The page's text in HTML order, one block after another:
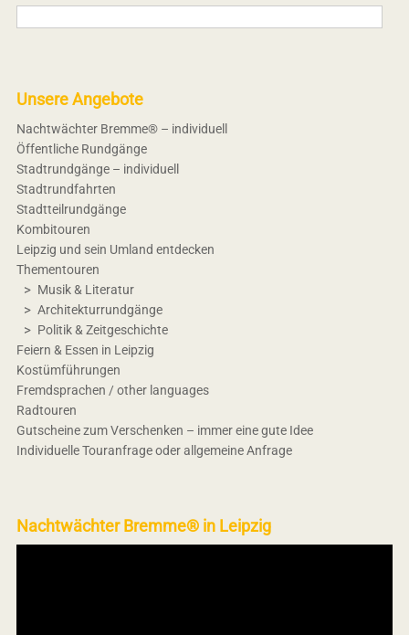
Unsere Angebote
Nachtwächter Bremme® – individuell
Öffentliche Rundgänge
Stadtrundgänge – individuell
Stadtrundfahrten
Stadtteilrundgänge
Kombitouren
Leipzig und sein Umland entdecken
Thementouren
Musik & Literatur
Architekturrundgänge
Politik & Zeitgeschichte
Feiern & Essen in Leipzig
Kostümführungen
Fremdsprachen / other languages
Radtouren
Gutscheine zum Verschenken – immer eine gute Idee
Individuelle Touranfrage oder allgemeine Anfrage
Nachtwächter Bremme® in Leipzig